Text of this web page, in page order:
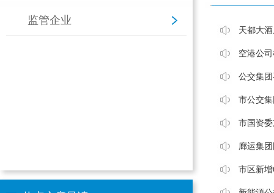
监管企业
天都大
空港公
公交集
市公交
市国资
廊运集
市区新